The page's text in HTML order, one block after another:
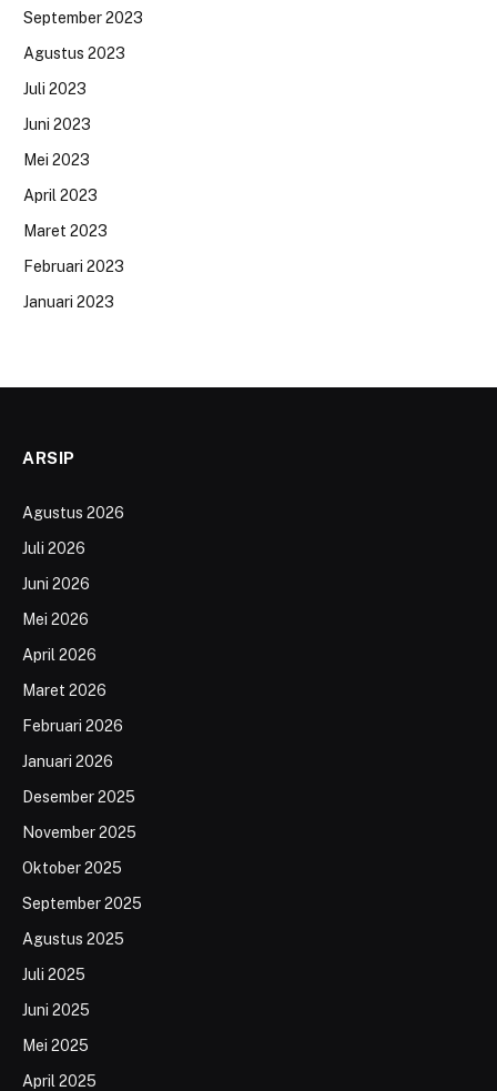
September 2023
Agustus 2023
Juli 2023
Juni 2023
Mei 2023
April 2023
Maret 2023
Februari 2023
Januari 2023
ARSIP
Agustus 2026
Juli 2026
Juni 2026
Mei 2026
April 2026
Maret 2026
Februari 2026
Januari 2026
Desember 2025
November 2025
Oktober 2025
September 2025
Agustus 2025
Juli 2025
Juni 2025
Mei 2025
April 2025